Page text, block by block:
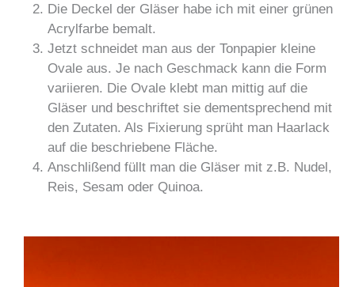
Die Deckel der Gläser habe ich mit einer grünen
Acrylfarbe bemalt.
Jetzt schneidet man aus der Tonpapier kleine
Ovale aus. Je nach Geschmack kann die Form
variieren. Die Ovale klebt man mittig auf die
Gläser und beschriftet sie dementsprechend mit
den Zutaten. Als Fixierung sprüht man Haarlack
auf die beschriebene Fläche.
Anschlißend füllt man die Gläser mit z.B. Nudel,
Reis, Sesam oder Quinoa.